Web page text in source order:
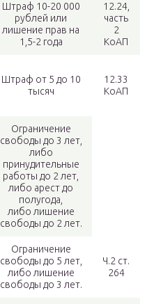
Штраф 10-20 000
рублей или
лишение прав на
1,5-2 года
12.24,
часть
2
КоАП
Штраф от 5 до 10
тысяч
12.33
КоАП
Ограничение
свободы до 3 лет,
либо
принудительные
работы до 2 лет,
либо арест до
полугода,
либо лишение
свободы до 2 лет.
Ограничение
свободы до 5 лет,
либо лишение
свободы до 3 лет.
Ч.2 ст.
264